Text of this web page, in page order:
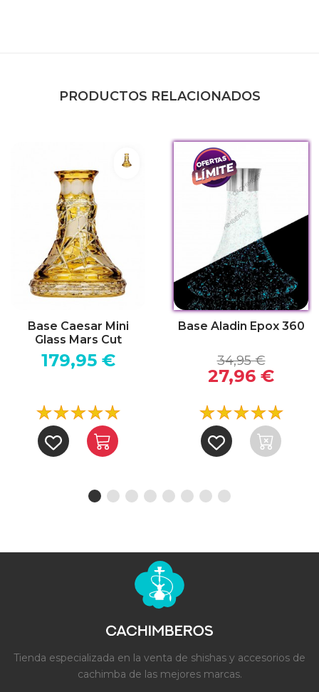
PRODUCTOS RELACIONADOS
Mars Cut Yellow
Base Caesar Mini
Glass Mars Cut
179,95 €
Base Aladin Epox 360
34,95 €
27,96 €
Tienda especializada en la venta de shishas y accesorios de
cachimba de las mejores marcas.